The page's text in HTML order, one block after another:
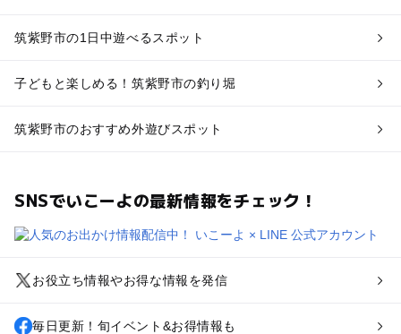
筑紫野市の1日中遊べるスポット
子どもと楽しめる！筑紫野市の釣り堀
筑紫野市のおすすめ外遊びスポット
SNSでいこーよの最新情報をチェック！
お役立ち情報やお得な情報を発信
毎日更新！旬イベント&お得情報も